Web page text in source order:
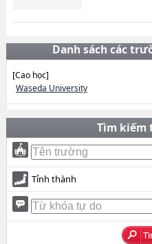
Danh sách các
[Cao học]
Waseda University
Tìm kiếm
Tỉnh thành